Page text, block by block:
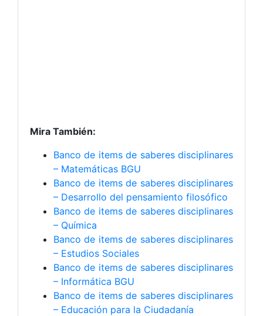
Mira También:
Banco de items de saberes disciplinares
– Matemáticas BGU
Banco de items de saberes disciplinares
– Desarrollo del pensamiento filosófico
Banco de items de saberes disciplinares
– Química
Banco de items de saberes disciplinares
– Estudios Sociales
Banco de items de saberes disciplinares
– Informática BGU
Banco de items de saberes disciplinares
– Educación para la Ciudadanía